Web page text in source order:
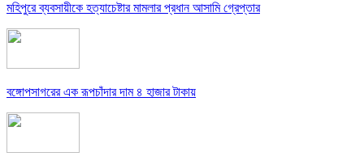
মহিপুরে ব্যবসায়ীকে হত্যাচেষ্টার মামলার প্রধান আসামি গ্রেপ্তার
বঙ্গোপসাগরের এক রূপচাঁদার দাম ৪ হাজার টাকায়